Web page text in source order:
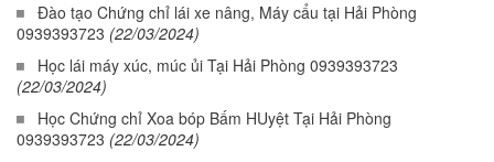
Đào tạo Chứng chỉ lái xe nâng, Máy cẩu tại Hải Phòng
0939393723 (22/03/2024)
Học lái máy xúc, múc ủi Tại Hải Phòng 0939393723
(22/03/2024)
Học Chứng chỉ Xoa bóp Bấm HUyệt Tại Hải Phòng
0939393723 (22/03/2024)